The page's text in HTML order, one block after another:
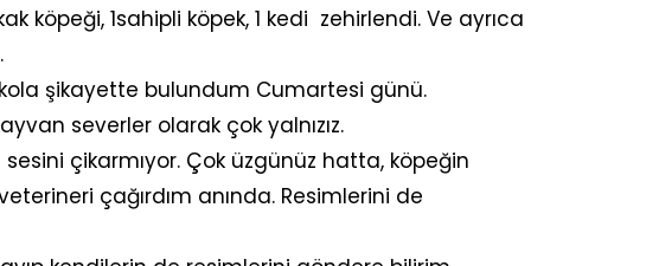
köpeği, 1sahipli köpek, 1 kedi zehirlendi. Ve ayrıca
şikayette bulundum Cumartesi günü.
severler olarak çok yalnızız.
çikarmıyor. Çok üzgünüz hatta, köpeğin
çağırdım anında. Resimlerini de